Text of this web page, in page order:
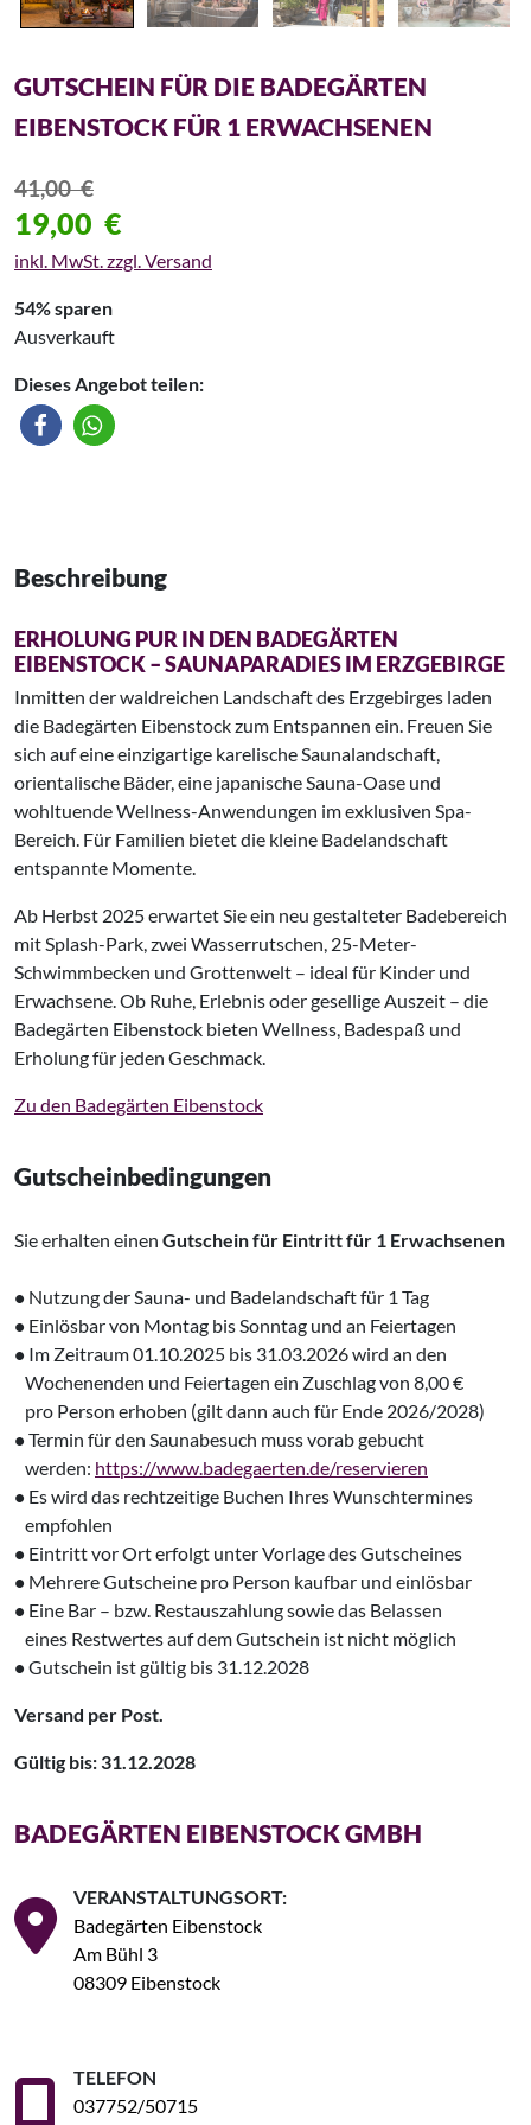
GUTSCHEIN FÜR DIE BADEGÄRTEN
EIBENSTOCK FÜR 1 ERWACHSENEN
41,00€
19,00 €
inkl. MwSt. zzgl. Versand
54% sparen
Ausverkauft
Dieses Angebot teilen:
Beschreibung
ERHOLUNG PUR IN DEN BADEGÄRTEN
EIBENSTOCK – SAUNAPARADIES IM ERZGEBIRGE
Inmitten der waldreichen Landschaft des Erzgebirges laden
die Badegärten Eibenstock zum Entspannen ein. Freuen Sie
sich auf eine einzigartige karelische Saunalandschaft,
orientalische Bäder, eine japanische Sauna-Oase und
wohltuende Wellness-Anwendungen im exklusiven Spa-
Bereich. Für Familien bietet die kleine Badelandschaft
entspannte Momente.
Ab Herbst 2025 erwartet Sie ein neu gestalteter Badebereich
mit Splash-Park, zwei Wasserrutschen, 25-Meter-
Schwimmbecken und Grottenwelt – ideal für Kinder und
Erwachsene. Ob Ruhe, Erlebnis oder gesellige Auszeit – die
Badegärten Eibenstock bieten Wellness, Badespaß und
Erholung für jeden Geschmack.
Zu den Badegärten Eibenstock
Gutscheinbedingungen
Sie erhalten einen Gutschein für Eintritt für 1 Erwachsenen
• Nutzung der Sauna- und Badelandschaft für 1 Tag
• Einlösbar von Montag bis Sonntag und an Feiertagen
• Im Zeitraum 01.10.2025 bis 31.03.2026 wird an den
‌ Wochenenden und Feiertagen ein Zuschlag von 8,00 €
‌ pro Person erhoben (gilt dann auch für Ende 2026/2028)
• Termin für den Saunabesuch muss vorab gebucht
‌ werden: https://www.badegaerten.de/reservieren
• Es wird das rechtzeitige Buchen Ihres Wunschtermines
‌ empfohlen
• Eintritt vor Ort erfolgt unter Vorlage des Gutscheines
• Mehrere Gutscheine pro Person kaufbar und einlösbar
• Eine Bar – bzw. Restauszahlung sowie das Belassen
‌ eines Restwertes auf dem Gutschein ist nicht möglich
• Gutschein ist gültig bis 31.12.2028
Versand per Post.
Gültig bis: 31.12.2028
BADEGÄRTEN EIBENSTOCK GMBH
VERANSTALTUNGSORT:
Badegärten Eibenstock
Am Bühl 3
08309 Eibenstock
TELEFON
037752/50715